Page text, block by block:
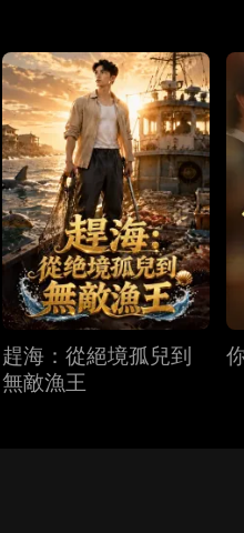
趕海：從絕境孤兒到
無敵漁王